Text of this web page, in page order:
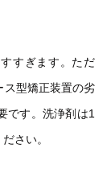
すぎます。ただ
ス型矯正装置の劣
です。洗浄剤は1
さい。